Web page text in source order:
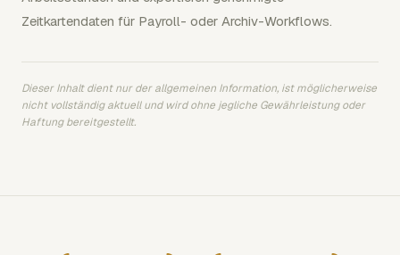
Zeitkartendaten für Payroll- oder Archiv-Workflows.
Dieser Inhalt dient nur der allgemeinen Information, ist möglicherweise
nicht vollständig aktuell und wird ohne jegliche Gewährleistung oder
Haftung bereitgestellt.